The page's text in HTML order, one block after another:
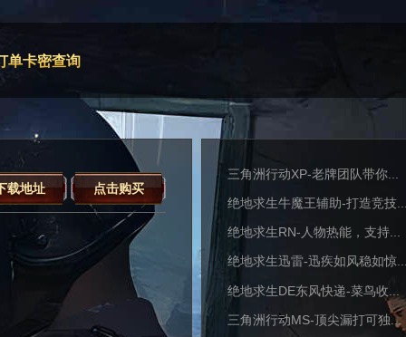
单卡密查询
载地址 点击购买
三角洲行动XP-老牌团队带你...
绝地求生牛魔王辅助-打造竞技
绝地求生RN-人物热能，支持...
绝地求生迅雷-迅疾如风稳如惊
绝地求生DE东风快递-菜鸟收...
三角洲行动MS-顶尖漏打可独...